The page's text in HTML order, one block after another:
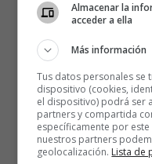
Almacenar la
acceder a ella
Más información
Tus datos personales se
dispositivo (cookies,
el dispositivo) podrá ser
partners y compartida
específicamente por
nuestros partners
geolocalización. Lista de